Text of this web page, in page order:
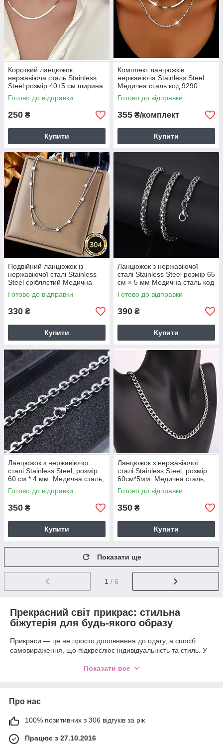
Короткий ланцюжок
нержавіюча сталь Stainless
Steel розмір 40+5 см ширина
3 мм Медична сталь код:
1509
Готово до відправки
250 ₴
Купити
Комплект ланцюжків
нержавіюча Stainless Steel
Медична сталь код 9290
Готово до відправки
355 ₴/комплект
Купити
Подвійний ланцюжок із
нержавіючої сталі Stainless
Steel сріблястий Медична
сталь код 9293
Готово до відправки
330 ₴
Купити
Ланцюжок з нержавіючої
сталі Stainless Steel розмір 65
см × 5 мм Медична сталь код
1561
Готово до відправки
390 ₴
Купити
Ланцюжок з нержавіючої
сталі Stainless Steel, розмір
60 см * 4 мм. Медична сталь,
код: 1566
Готово до відправки
350 ₴
Купити
Ланцюжок з нержавіючої
сталі Stainless Steel, розмір
60см*5мм. Медична сталь,
код: 1570
Готово до відправки
350 ₴
Купити
Показати ще
1 / 6
Прекрасний світ прикрас: стильна
біжутерія для будь-якого образу
Прикраси — це не просто доповнення до одягу, а спосіб
самовираження, що підкреслює індивідуальність та стиль. У
завдяки своїй доступності, різноманітності та вражаючому
ідеальним місцем для вдалих покупок.
У Veronika-Shop представлений широкий асортимент
прикрас:браслети, підвіски, комплекти прикрас, буси
Показати все
Про нас
100% позитивних з 306 відгуків за рік
Працює з 27.10.2016